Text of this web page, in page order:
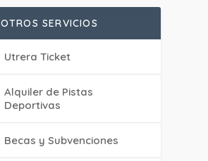
OTROS SERVICIOS
Utrera Ticket
Alquiler de Pistas
Deportivas
Becas y Subvenciones